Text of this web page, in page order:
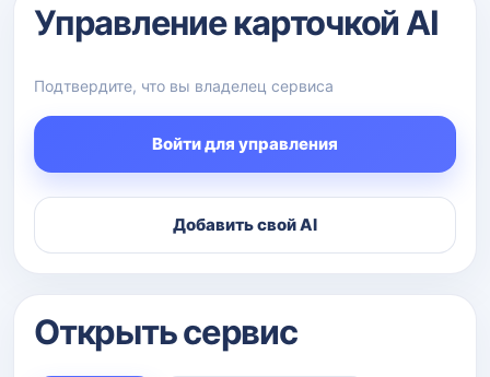
Управление карточкой AI
Подтвердите, что вы владелец сервиса
Войти для управления
Добавить свой AI
Открыть сервис